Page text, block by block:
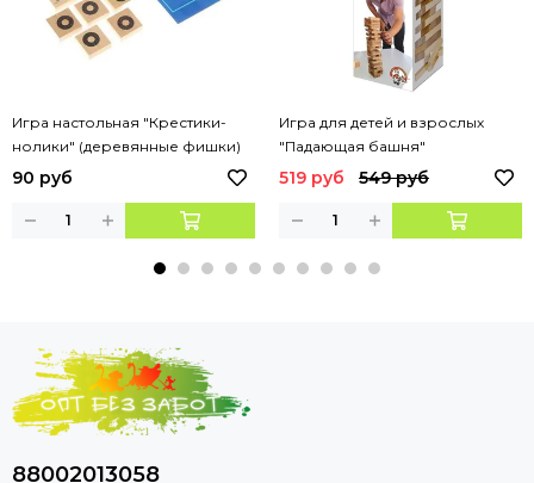
Игра настольная "Крестики-
нолики" (деревянные фишки)
европодвес
90 руб
Игра для детей и взрослых
"Падающая башня"
519 руб 549 руб
88002013058